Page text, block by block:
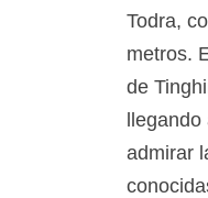
Todra,
metros.
de
llegando
admirar